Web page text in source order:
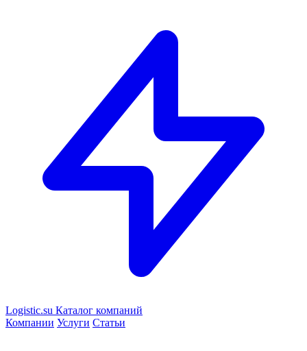
Logistic.su Каталог компаний
Компании Услуги Статьи